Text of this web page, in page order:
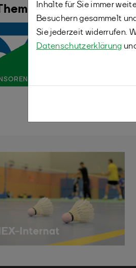
Inhalte für Sie immer
Besuchern gesammelt
Sie jederzeit widerrufen.
Datenschutzerklärung